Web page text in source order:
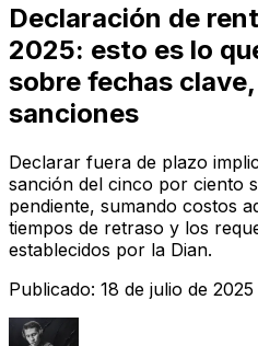
Declaración de
2025: esto es lo
sobre fechas
sanciones
Declarar fuera de plazo
sanción del cinco por ciento
pendiente, sumando costos
tiempos de retraso y los
establecidos por la Dian.
Publicado: 18 de julio de